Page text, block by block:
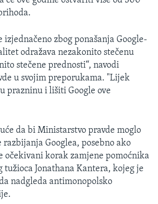
izjednačeno zbog ponašanja Google-
odražava nezakonito stečenu
stečene prednosti“, navodi
u svojim preporukama. "Lijek
prazninu i lišiti Google ove
da bi Ministarstvo pravde moglo
Googlea, posebno ako
očekivani korak zamjene pomoćnika
tužioca Jonathana Kantera, kojeg je
nadgleda antimonopolsko